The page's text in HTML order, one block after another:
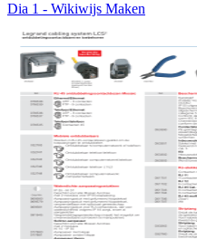
Dia 1 - Wikiwijs Maken